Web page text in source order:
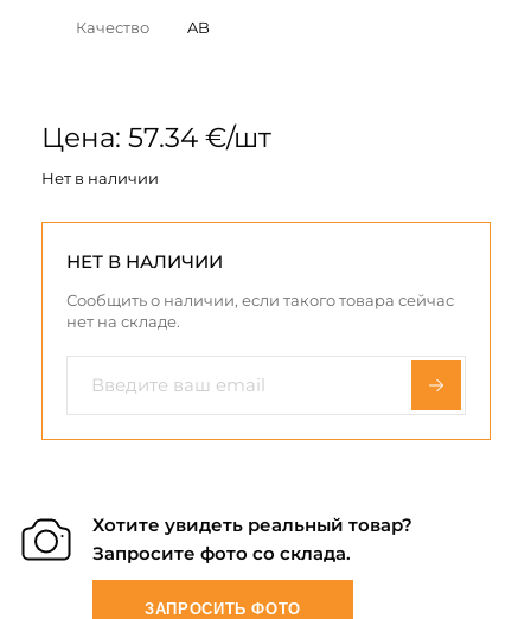
Качество AB
Цена: 57.34 €/шт
Нет в наличии
НЕТ В НАЛИЧИИ
Сообщить о наличии, если такого товара сейчас
нет на складе.
Хотите увидеть реальный товар?
Запросите фото со склада.
ЗАПРОСИТЬ ФОТО